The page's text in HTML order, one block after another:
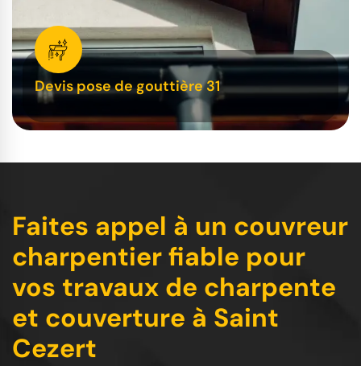
Devis pose de gouttière 31
Faites appel à un couvreur
charpentier fiable pour
vos travaux de charpente
et couverture à Saint
Cezert